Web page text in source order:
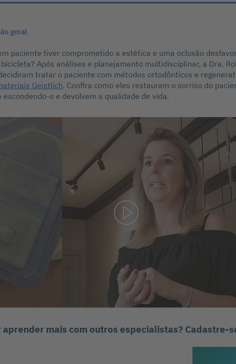
geral
paciente tiver comprometido a estética e uma oclusão
Após análises e planejamento multidisciplinar, a Dra.
tratar o paciente com métodos ortodônticos e
Geistlich. Confira como eles restauram o sorriso do
escondendo-o e devolvem a qualidade de vida.
aprender mais com outros especialistas? Cadastre-